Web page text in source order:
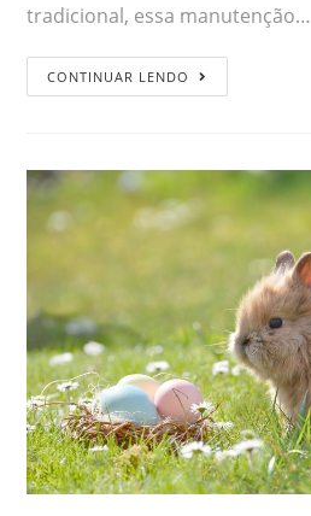
tradicional, essa manutenção…
CONTINUAR LENDO